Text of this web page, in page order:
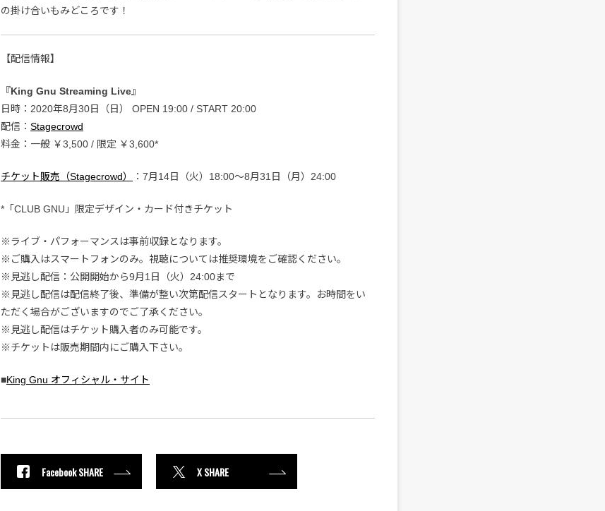
の掛け合いもみどころです！
【配信情報】
『King Gnu Streaming Live』
日時：2020年8月30日（日） OPEN 19:00 / START 20:00
配信： Stagecrowd
料金：一般 ￥3,500 / 限定 ￥3,600*
チケット販売（Stagecrowd） ：7月14日（火）18:00～8月31日（月）24:00
*「CLUB GNU」限定デザイン・カード付きチケット
※ライブ・パフォーマンスは事前収録となります。
※ご購入はスマートフォンのみ。視聴については推奨環境をご確認ください。
※見逃し配信：公開開始から9月1日（火）24:00まで
※見逃し配信は配信終了後、準備が整い次第配信スタートとなります。お時間をい
ただく場合がございますのでご了承ください。
※見逃し配信はチケット購入者のみ可能です。
※チケットは販売期間内にご購入下さい。
■King Gnu オフィシャル・サイト
Facebook SHARE X SHARE